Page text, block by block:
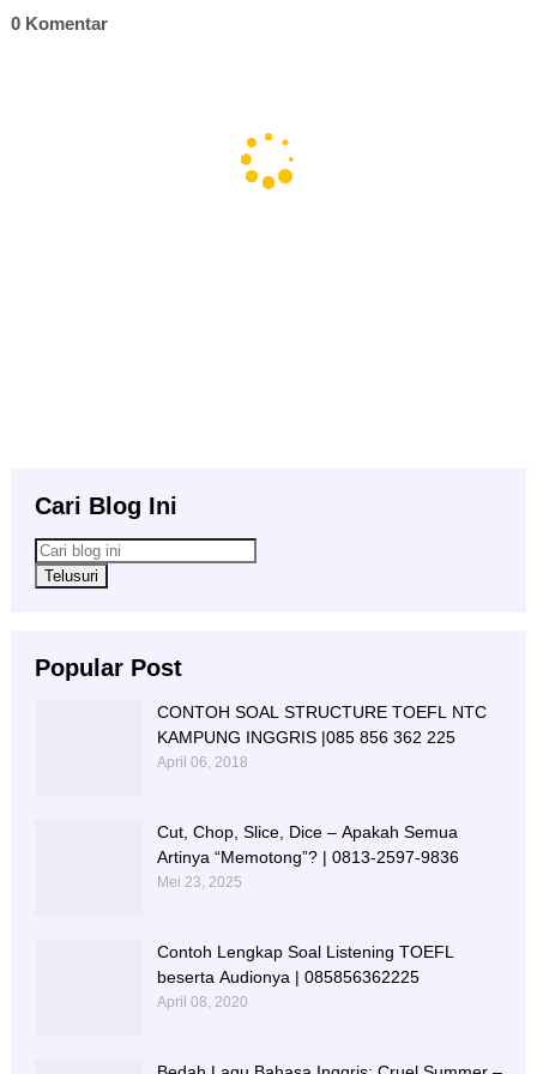
0 Komentar
Cari Blog Ini
Popular Post
CONTOH SOAL STRUCTURE TOEFL NTC
KAMPUNG INGGRIS |085 856 362 225
April 06, 2018
Cut, Chop, Slice, Dice – Apakah Semua
Artinya “Memotong”? | 0813-2597-9836
Mei 23, 2025
Contoh Lengkap Soal Listening TOEFL
beserta Audionya | 085856362225
April 08, 2020